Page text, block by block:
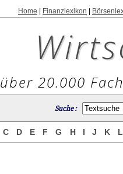
Home Finanzlexikon
über 20.000
Suche :
C D E F G H I J K